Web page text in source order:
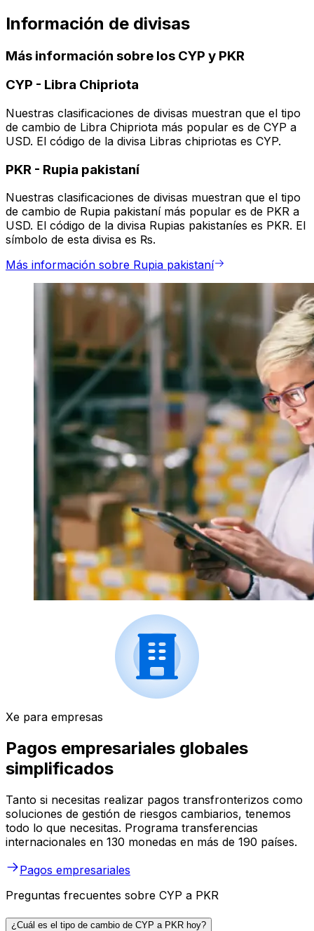
Información de divisas
Más información sobre los CYP y PKR
CYP - Libra Chipriota
Nuestras clasificaciones de divisas muestran que el tipo
de cambio de Libra Chipriota más popular es de CYP a
USD. El código de la divisa Libras chipriotas es CYP.
PKR - Rupia pakistaní
Nuestras clasificaciones de divisas muestran que el tipo
de cambio de Rupia pakistaní más popular es de PKR a
USD. El código de la divisa Rupias pakistaníes es PKR. El
símbolo de esta divisa es ₨.
Más información sobre Rupia pakistaní
Xe para empresas
Pagos empresariales globales
simplificados
Tanto si necesitas realizar pagos transfronterizos como
soluciones de gestión de riesgos cambiarios, tenemos
todo lo que necesitas. Programa transferencias
internacionales en 130 monedas en más de 190 países.
Pagos empresariales
Preguntas frecuentes sobre CYP a PKR
¿Cuál es el tipo de cambio de CYP a PKR hoy?